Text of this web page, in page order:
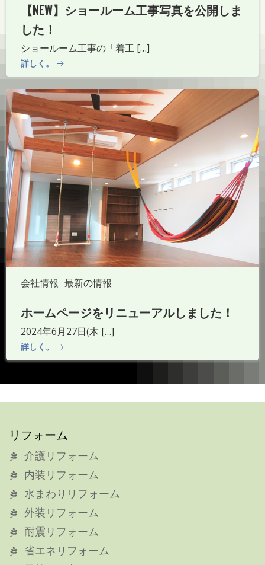
【NEW】ショールーム工事写真を公開しま
した！
ショールーム工事の「着工 […]
詳しく。
会社情報 最新の情報
ホームページをリニューアルしました！
2024年6月27日(木 […]
詳しく。
リフォーム
介護リフォーム
内装リフォーム
水まわりリフォーム
外装リフォーム
耐震リフォーム
省エネリフォーム